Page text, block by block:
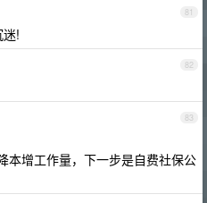
81
!
82
83
本增工作量，下一步是自费社保公